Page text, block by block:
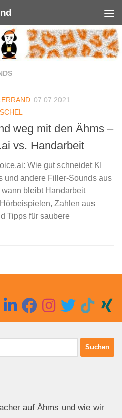
07.07.2021
weg mit den Ähms –
vs. Handarbeit
Wie gut schneidet KI
und andere Filler-Sounds aus
bleibt Handarbeit
Zahlen aus
Tipps für saubere
auf Ähms und wie wir